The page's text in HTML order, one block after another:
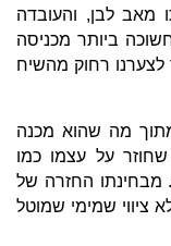
מאב לבן, והעובדה
ביותר מכניסה
רחוק מהשיח
מה שהוא מכנה
על עצמו כמו
מבחינתו החזרה של
ציווי שמימי שמוטל